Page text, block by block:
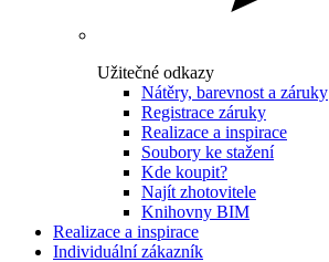
Užitečné odkazy
Nátěry, barevnost a záruky
Registrace záruky
Realizace a inspirace
Soubory ke stažení
Kde koupit?
Najít zhotovitele
Knihovny BIM
Realizace a inspirace
Individuální zákazník